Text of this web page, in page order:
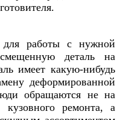
для работы с нужной
деталь на
имеет какую-нибудь
деформированной
обращаются не на
кузовного ремонта, а